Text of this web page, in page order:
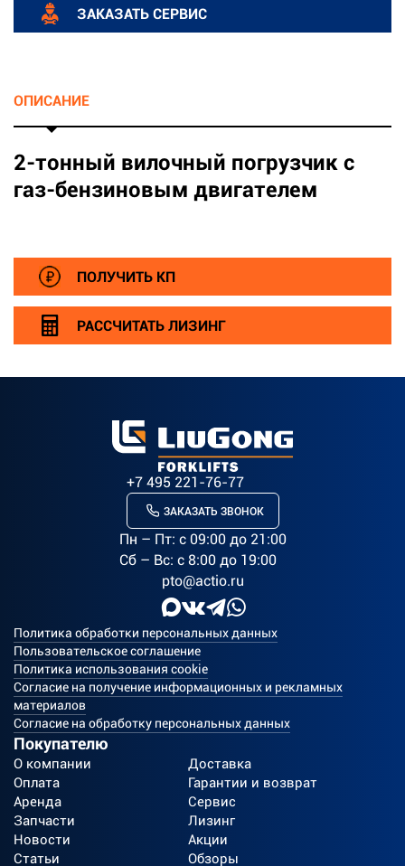
ЗАКАЗАТЬ СЕРВИС
ОПИСАНИЕ
2-тонный вилочный погрузчик с
газ-бензиновым двигателем
ПОЛУЧИТЬ КП
РАССЧИТАТЬ ЛИЗИНГ
+7 495 221-76-77
ЗАКАЗАТЬ ЗВОНОК
Пн – Пт: c 09:00 до 21:00
Сб – Вс: с 8:00 до 19:00
pto@actio.ru
Политика обработки персональных данных
Пользовательское соглашение
Политика использования cookie
Согласие на получение информационных и рекламных
материалов
Согласие на обработку персональных данных
Покупателю
О компании
Доставка
Оплата
Гарантии и возврат
Аренда
Сервис
Запчасти
Лизинг
Новости
Акции
Статьи
Обзоры